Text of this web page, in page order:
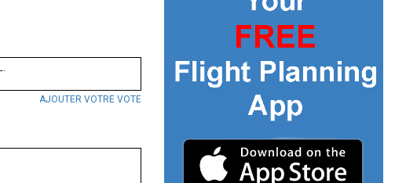
AJOUTER VOTRE VOTE